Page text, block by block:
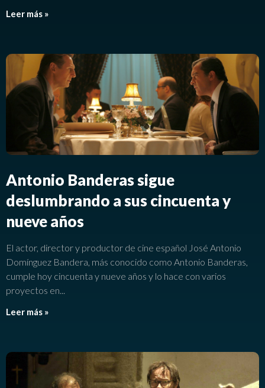
Leer más »
Antonio Banderas sigue
deslumbrando a sus cincuenta y
nueve años
El actor, director y productor de cine español José Antonio
Domínguez Bandera, más conocido como Antonio Banderas,
cumple hoy cincuenta y nueve años y lo hace con varios
proyectos en
Leer más »